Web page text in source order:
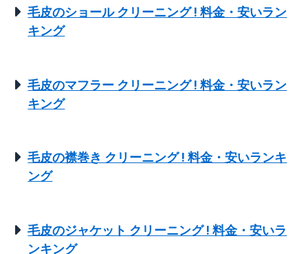
毛皮のショール クリーニング ! 料金・安いラン
キング
毛皮のマフラー クリーニング ! 料金・安いラン
キング
毛皮の襟巻き クリーニング ! 料金・安いランキ
ング
毛皮のジャケット クリーニング ! 料金・安いラ
ンキング